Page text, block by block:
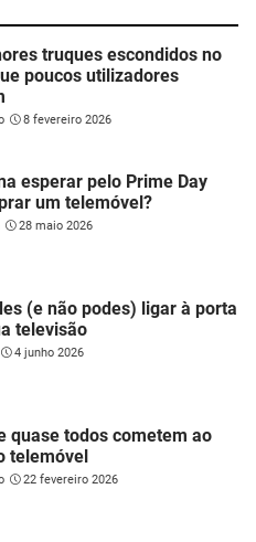
truques escondidos no
poucos utilizadores
8 fevereiro 2026
esperar pelo Prime Day
um telemóvel?
28 maio 2026
(e não podes) ligar à porta
televisão
4 junho 2026
quase todos cometem ao
telemóvel
22 fevereiro 2026